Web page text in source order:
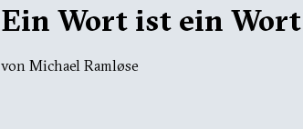
Ein Wort ist ein Wort
von Michael Ramløse